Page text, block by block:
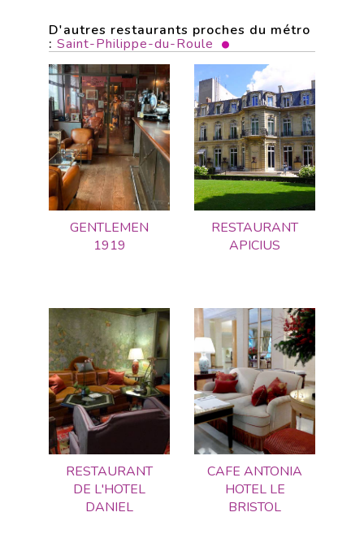
D'autres restaurants proches du métro
: Saint-Philippe-du-Roule
GENTLEMEN
1919
RESTAURANT
APICIUS
RESTAURANT
DE L'HOTEL
DANIEL
CAFE ANTONIA
HOTEL LE
BRISTOL